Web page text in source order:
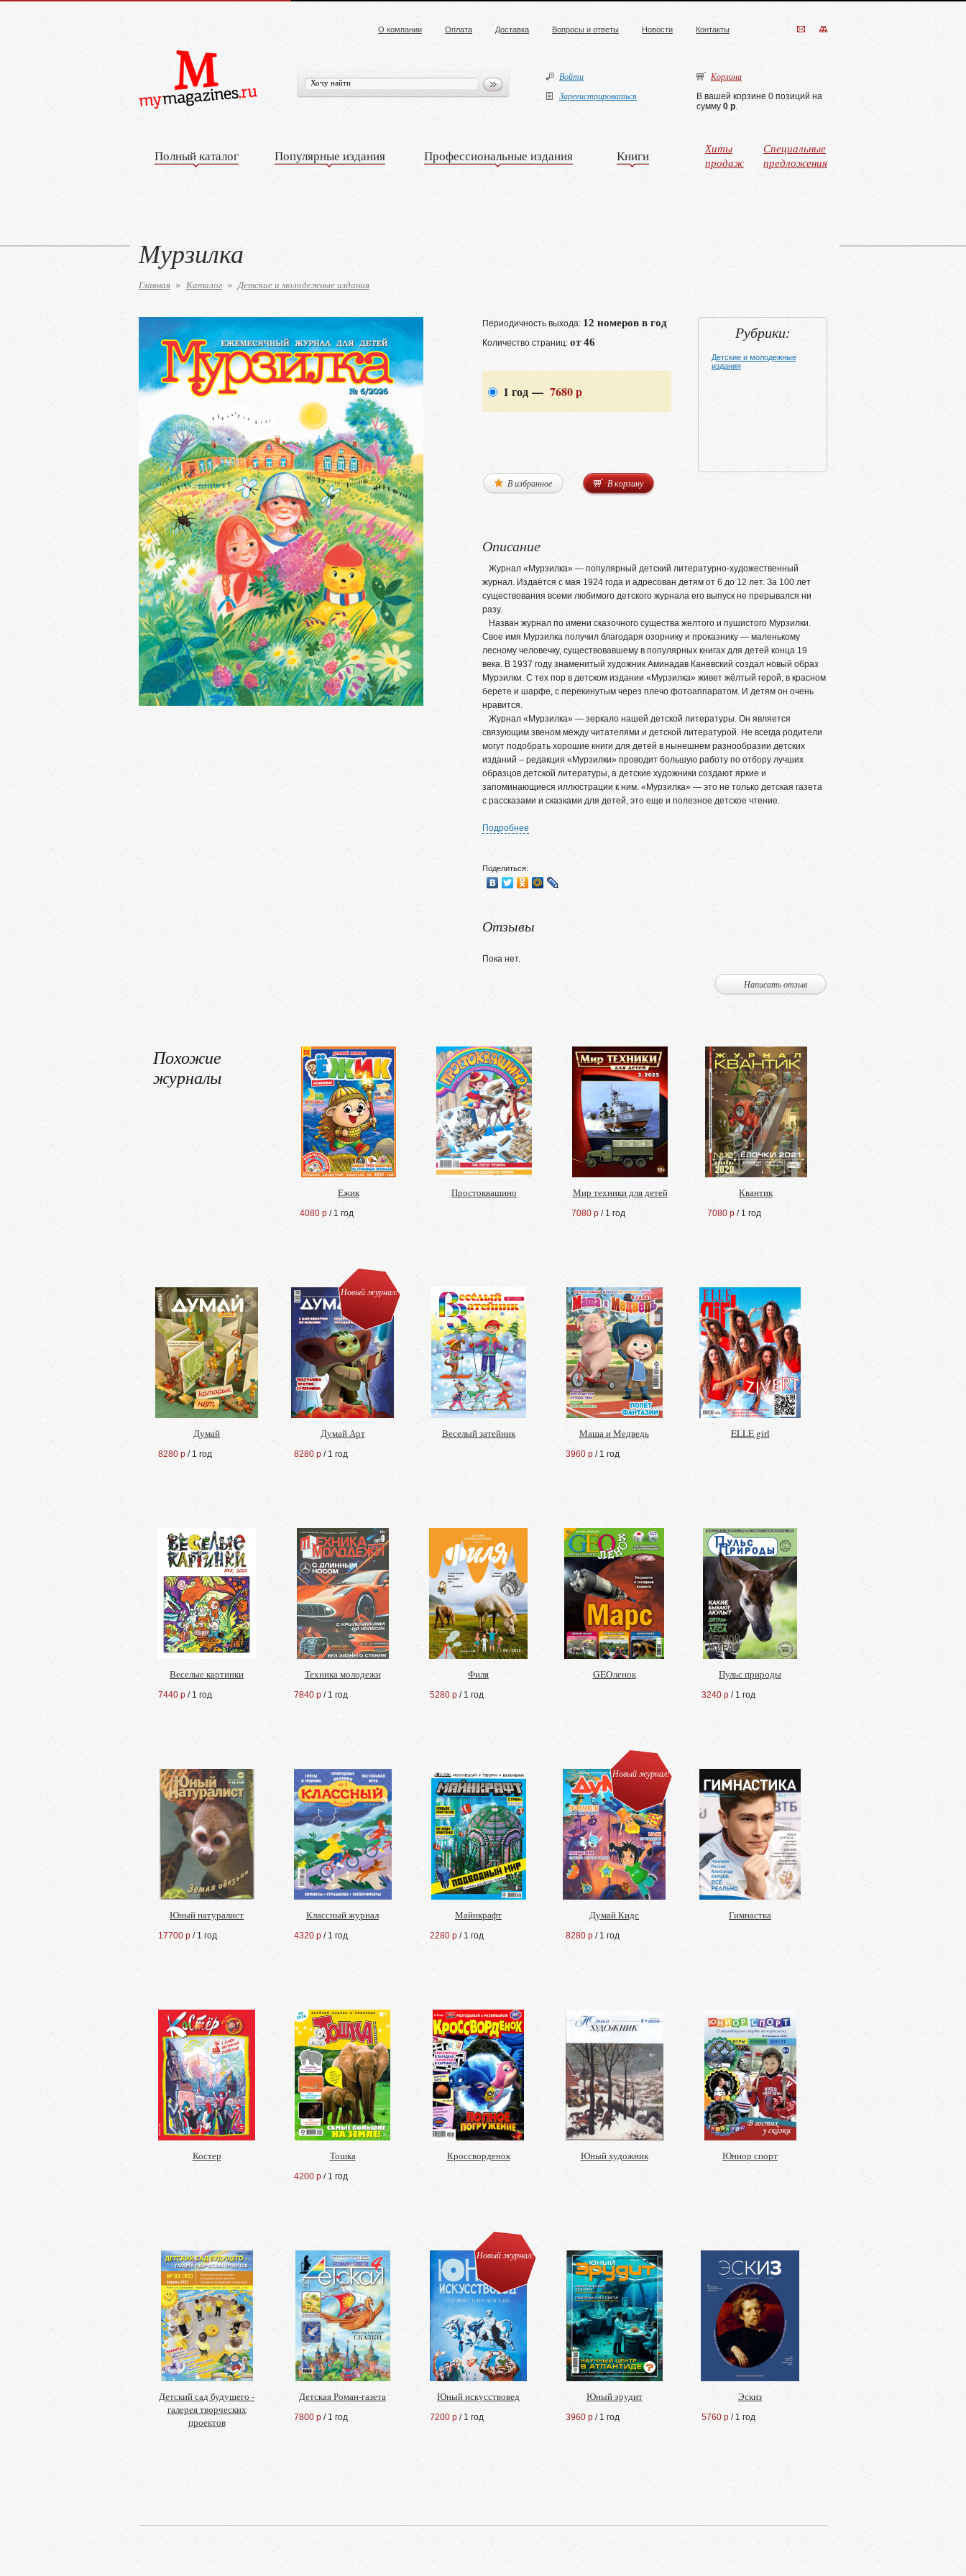
О компании Оплата Доставка Вопросы и ответы Новости Контакты
Войти
Зарегистрироваться
Корзина
В вашей корзине 0 позиций на
сумму 0 р.
Полный каталог Популярные издания Профессиональные издания Книги
Хиты
продаж
Специальные
предложения
Мурзилка
Главная » Каталог » Детские и молодежные издания
Периодичность выхода: 12 номеров в год
Количество страниц: от 46
1 год — 7680 р
Рубрики:
Детские и молодежные
издания
В избранное В корзину
Описание
Журнал «Мурзилка» — популярный детский литературно-художественный
журнал. Издаётся с мая 1924 года и адресован детям от 6 до 12 лет. За 100 лет
существования всеми любимого детского журнала его выпуск не прерывался ни
разу.
Назван журнал по имени сказочного существа желтого и пушистого Мурзилки.
Свое имя Мурзилка получил благодаря озорнику и проказнику — маленькому
лесному человечку, существовавшему в популярных книгах для детей конца 19
века. В 1937 году знаменитый художник Аминадав Каневский создал новый образ
Мурзилки. С тех пор в детском издании «Мурзилка» живет жёлтый герой, в красном
берете и шарфе, с перекинутым через плечо фотоаппаратом. И детям он очень
нравится.
Журнал «Мурзилка» — зеркало нашей детской литературы. Он является
связующим звеном между читателями и детской литературой. Не всегда родители
могут подобрать хорошие книги для детей в нынешнем разнообразии детских
изданий – редакция «Мурзилки» проводит большую работу по отбору лучших
образцов детской литературы, а детские художники создают яркие и
запоминающиеся иллюстрации к ним. «Мурзилка» — это не только детская газета
с рассказами и сказками для детей, это еще и полезное детское чтение.
Подробнее
Поделиться:
Отзывы
Пока нет.
Написать отзыв
Похожие
журналы
Ежик
4080 р / 1 год
Простоквашино Мир техники для детей
7080 р / 1 год
Квантик
7080 р / 1 год
Думай
8280 р / 1 год
Новый журнал!
Думай Арт
8280 р / 1 год
Веселый затейник Маша и Медведь
3960 р / 1 год
ELLE girl
Веселые картинки
7440 р / 1 год
Техника молодежи
7840 р / 1 год
Филя
5280 р / 1 год
GEOленок Пульс природы
3240 р / 1 год
Юный натуралист
17700 р / 1 год
Классный журнал
4320 р / 1 год
Майнкрафт
2280 р / 1 год
Новый журнал!
Думай Кидс
8280 р / 1 год
Гимнастка
Костер Тошка
4200 р / 1 год
Кроссворденок Юный художник Юниор спорт
Детский сад будущего -
галерея творческих
проектов
Детская Роман-газета
7800 р / 1 год
Новый журнал!
Юный искусствовед
7200 р / 1 год
Юный эрудит
3960 р / 1 год
Эскиз
5760 р / 1 год